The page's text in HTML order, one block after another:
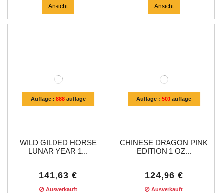
Ansicht Ansicht
Auflage : 888auflage
WILD GILDED HORSE
LUNAR YEAR 1...
141,63 €
Ausverkauft
Auflage :500 auflage
CHINESE DRAGON PINK
EDITION 1 OZ...
124,96 €
Ausverkauft